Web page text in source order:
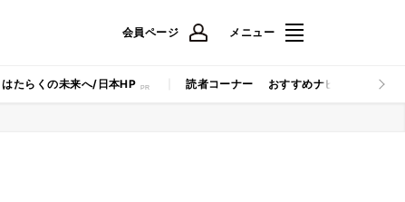
会員ページ メニュー
はたらくの未来へ/日本HP 読者コーナー おすすめナビ マイナビ